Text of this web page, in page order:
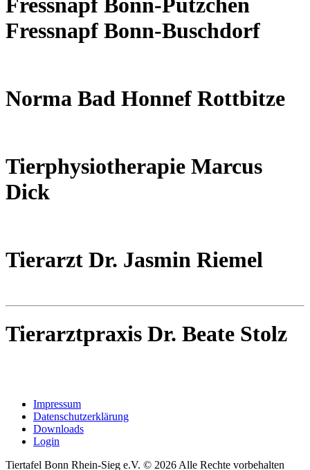
Fressnapf Bonn-Buschdorf
Norma Bad Honnef Rottbitze
Tierphysiotherapie Marcus
Dick
Tierarzt Dr. Jasmin Riemel
Tierarztpraxis Dr. Beate Stolz
Impressum
Datenschutzerklärung
Downloads
Login
Tiertafel Bonn Rhein-Sieg e.V. © 2026 Alle Rechte vorbehalten